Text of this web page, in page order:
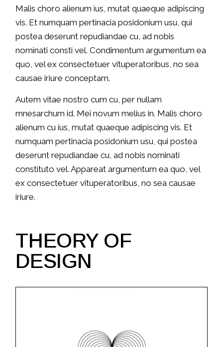
Malis choro alienum ius, mutat quaeque adipiscing
vis. Et numquam pertinacia posidonium usu, qui
postea deserunt repudiandae cu, ad nobis
nominati consti vel. Condimentum argumentum ea
quo, vel ex consectetuer vituperatoribus, no sea
causae iriure conceptam.
Autem vitae nostro cum cu, per nullam
mnesarchum id. Mei novum melius in. Malis choro
alienum cu ius, mutat quaeque adipiscing vis. Et
numquam pertinacia posidonium usu, qui postea
deserunt repudiandae cu, ad nobis nominati
constituto vel. Appareat argumentum ea quo, vel
ex consectetuer vituperatoribus, no sea causae
iriure.
THEORY OF
DESIGN